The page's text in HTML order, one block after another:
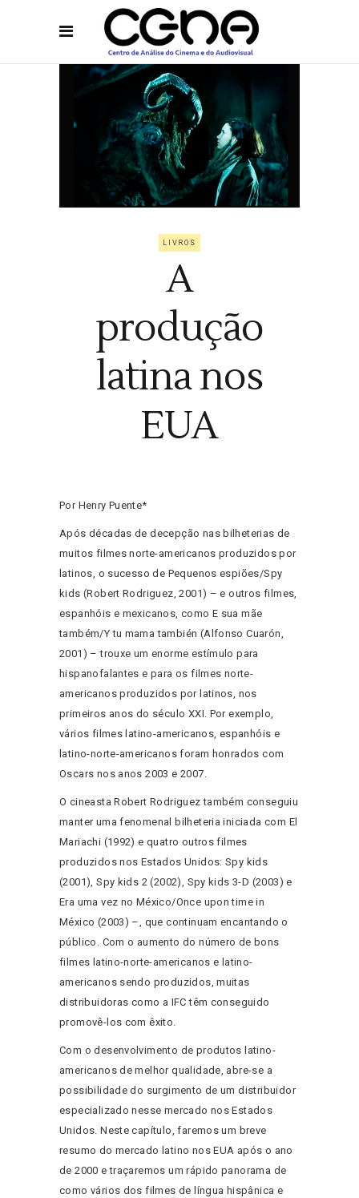
LIVROS
A
produção
latina nos
EUA
Por Henry Puente*
Após décadas de decepção nas bilheterias de
muitos filmes norte-americanos produzidos por
latinos, o sucesso de Pequenos espiões/Spy
kids (Robert Rodriguez, 2001) – e outros filmes,
espanhóis e mexicanos, como E sua mãe
também/Y tu mama también (Alfonso Cuarón,
2001) – trouxe um enorme estímulo para
hispanofalantes e para os filmes norte-
americanos produzidos por latinos, nos
primeiros anos do século XXI. Por exemplo,
vários filmes latino-americanos, espanhóis e
latino-norte-americanos foram honrados com
Oscars nos anos 2003 e 2007.
O cineasta Robert Rodriguez também conseguiu
manter uma fenomenal bilheteria iniciada com El
Mariachi (1992) e quatro outros filmes
produzidos nos Estados Unidos: Spy kids
(2001), Spy kids 2 (2002), Spy kids 3-D (2003) e
Era uma vez no México/Once upon time in
México (2003) –, que continuam encantando o
público. Com o aumento do número de bons
filmes latino-norte-americanos e latino-
americanos sendo produzidos, muitas
distribuidoras como a IFC têm conseguido
promovê-los com êxito.
Com o desenvolvimento de produtos latino-
americanos de melhor qualidade, abre-se a
possibilidade do surgimento de um distribuidor
especializado nesse mercado nos Estados
Unidos. Neste capítulo, faremos um breve
resumo do mercado latino nos EUA após o ano
de 2000 e traçaremos um rápido panorama de
como vários dos filmes de língua hispânica e